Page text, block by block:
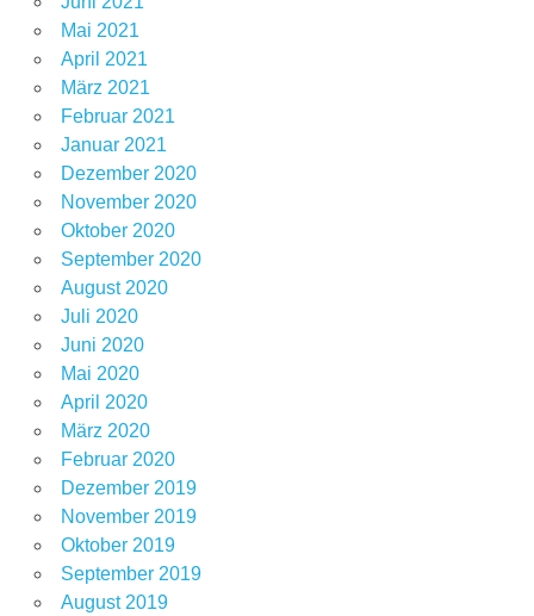
Mai 2021
April 2021
März 2021
Februar 2021
Januar 2021
Dezember 2020
November 2020
Oktober 2020
September 2020
August 2020
Juli 2020
Juni 2020
Mai 2020
April 2020
März 2020
Februar 2020
Dezember 2019
November 2019
Oktober 2019
September 2019
August 2019